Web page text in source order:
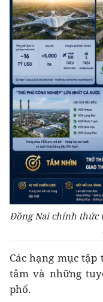
Đồng Nai chính thức
Các hạng mục
tâm và những
phố.